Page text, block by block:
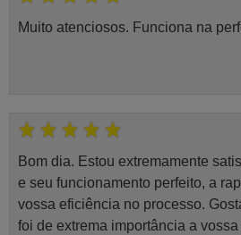
Muito atenciosos. Funciona na
Bom dia. Estou extremamente
e seu funcionamento perfeito, a
vossa eficiência no processo.
foi de extrema importância a